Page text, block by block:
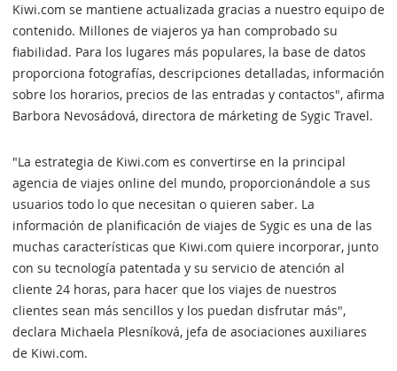
Kiwi.com se mantiene actualizada gracias a nuestro equipo de
contenido. Millones de viajeros ya han comprobado su
fiabilidad. Para los lugares más populares, la base de datos
proporciona fotografías, descripciones detalladas, información
sobre los horarios, precios de las entradas y contactos", afirma
Barbora Nevosádová, directora de márketing de Sygic Travel.
"La estrategia de Kiwi.com es convertirse en la principal
agencia de viajes online del mundo, proporcionándole a sus
usuarios todo lo que necesitan o quieren saber. La
información de planificación de viajes de Sygic es una de las
muchas características que Kiwi.com quiere incorporar, junto
con su tecnología patentada y su servicio de atención al
cliente 24 horas, para hacer que los viajes de nuestros
clientes sean más sencillos y los puedan disfrutar más",
declara Michaela Plesníková, jefa de asociaciones auxiliares
de Kiwi.com.